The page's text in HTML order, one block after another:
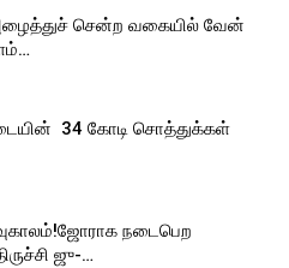
சென்ற வகையில் வேன்
₹ 34 கோடி சொத்துக்கள்
நடைபெற
ஜு-…